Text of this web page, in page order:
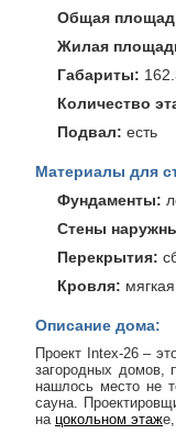
Общая
Жилая
Габариты:
Количество
Подвал: есть
Материалы для
Фундаменты:
Стены
Перекрытия:
Кровля:
Описание дома:
Проект Intex-26 –
загородных домов,
нашлось место не
сауна.
на цокольном этаж